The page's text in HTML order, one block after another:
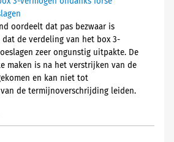
oordeelt dat pas bezwaar is
de verdeling van het box 3-
zeer ongunstig uitpakte. De
maken is na het verstrijken van de
en kan niet tot
de termijnoverschrijding leiden.